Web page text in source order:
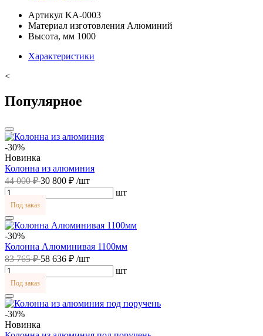
Артикул KA-0003
Материал изготовления Алюминий
Высота, мм 1000
Характеристики
<
Популярное
-30%
Новинка
Колонна из алюминия
44 000 ₽30 800 ₽ /шт
шт
Под заказ
-30%
Колонна Алюминивая 1100мм
83 765 ₽58 636 ₽ /шт
шт
Под заказ
-30%
Новинка